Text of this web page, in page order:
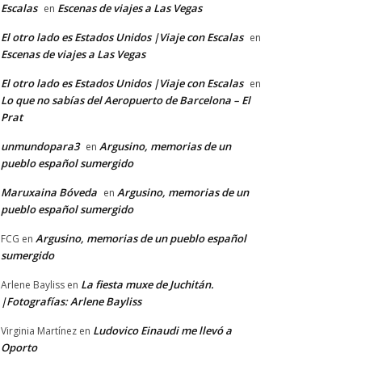
Escalas en Escenas de viajes a Las Vegas
El otro lado es Estados Unidos |Viaje con Escalas en
Escenas de viajes a Las Vegas
El otro lado es Estados Unidos |Viaje con Escalas en
Lo que no sabías del Aeropuerto de Barcelona – El
Prat
unmundopara3 en Argusino, memorias de un
pueblo español sumergido
Maruxaina Bóveda en Argusino, memorias de un
pueblo español sumergido
FCG en Argusino, memorias de un pueblo español
sumergido
Arlene Bayliss en La fiesta muxe de Juchitán.
|Fotografías: Arlene Bayliss
Virginia Martínez en Ludovico Einaudi me llevó a
Oporto